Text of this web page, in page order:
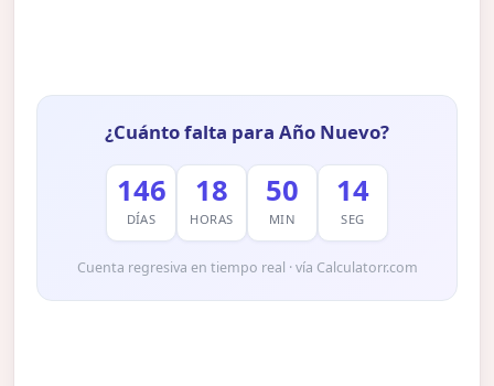
¿Cuánto falta para Año Nuevo?
146
DÍAS
18
HORAS
50
MIN
13
SEG
Cuenta regresiva en tiempo real · vía Calculatorr.com